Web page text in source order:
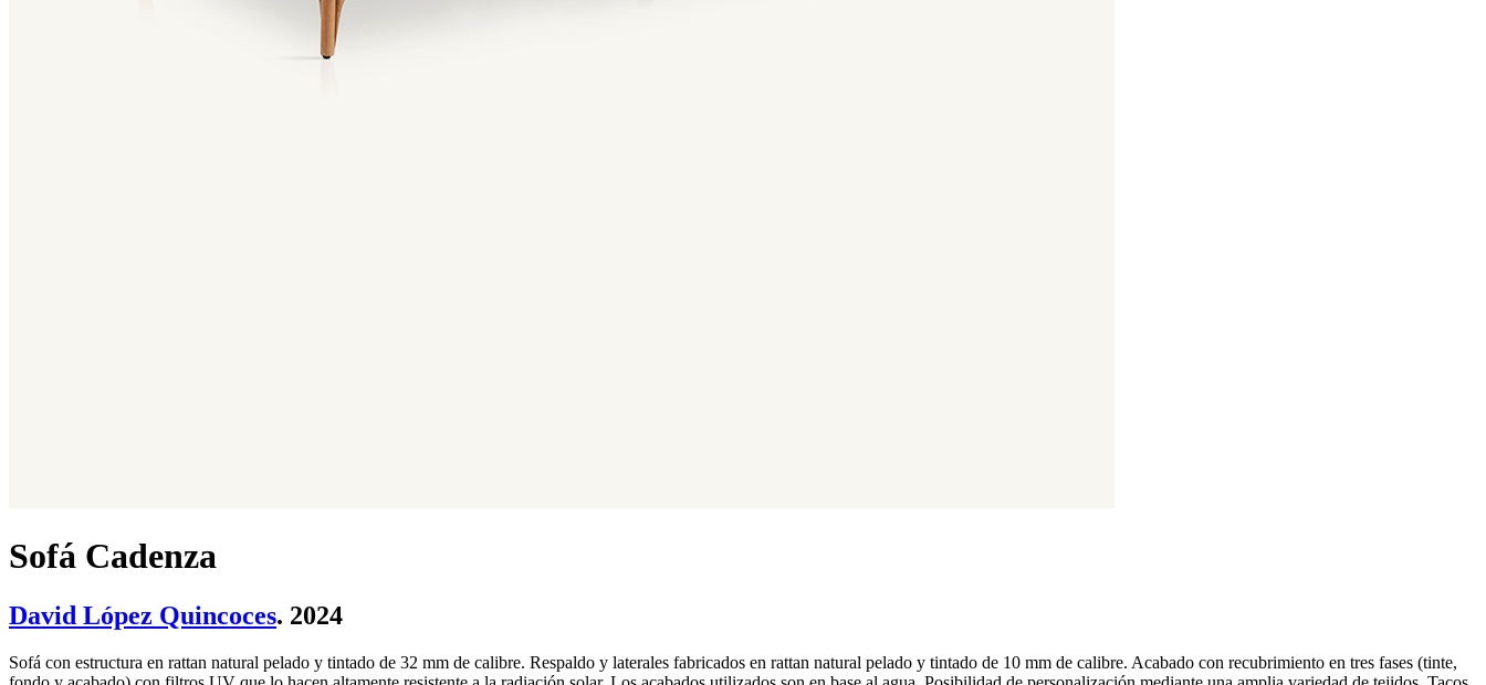
Sofá Cadenza
David López Quincoces. 2024
Sofá con estructura en rattan natural pelado y tintado de 32 mm de calibre. Respaldo y laterales fabricados en rattan natural pelado y tintado de 10 mm de calibre. Acabado con recubrimiento en tres fases (tinte,